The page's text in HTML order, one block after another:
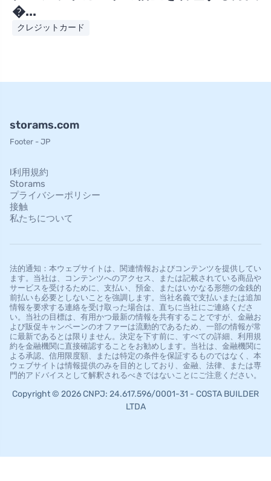
�...
クレジットカード
storams.com
Footer - JP
l利用規約
Storams
プライバシーポリシー
接触
私たちについて
法的通知：本ウェブサイトは、関連情報およびコンテンツを提供してい
ます。当社は、コンテンツへのアクセス、または記載されている商品や
サービスを受けるために、支払い、預金、またはいかなる形態の金銭的
前払いも必要としないことを強調します。当社名義で支払いまたは追加
情報を要求する連絡を受け取った場合は、直ちに当社にご連絡くださ
い。当社の目標は、有用かつ最新の情報を共有することですが、金融お
よび販促キャンペーンのオファーは流動的であるため、一部の情報が常
に最新であるとは限りません。決定を下す前に、すべての詳細、利用規
約を金融機関に直接確認することをお勧めします。当社は、金融機関に
よる承認、信用限度額、または特定の条件を保証するものではなく、本
ウェブサイトは情報提供のみを目的としており、金融、法律、または専
門的アドバイスとして解釈されるべきではないことにご注意ください。
Copyright © 2026 CNPJ: 24.617.596/0001-31 - COSTA BUILDER
LTDA